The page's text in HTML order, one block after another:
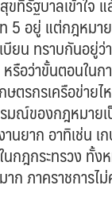
5 อยู่ แต่กฎหมา
ยน ทราบกันอยู่ว่
รือว่าขั้นตอนใน
ษตรกรเครือข่า
รมณ์ของกฎหมา
นยาก อาทิเช่น
กฎกระทรวง ทั้
ภาคราชการไ